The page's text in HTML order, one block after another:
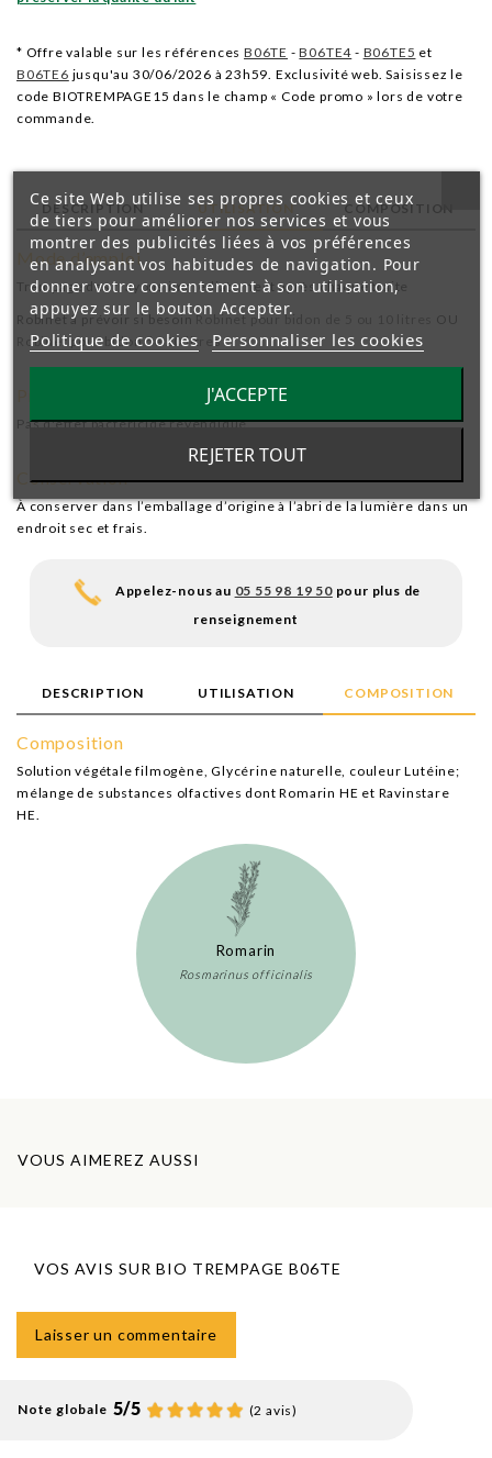
* Offre valable sur les référencesB06TE -B06TE4 - B06TE5 et
B06TE6 jusqu'au 30/06/2026 à 23h59. Exclusivité web. Saisissez le
code BIOTREMPAGE15 dans le champ « Code promo » lors de votre
commande.
DESCRIPTION UTILISATION COMPOSITION
Mode d’emploi
Trempage des trayons immédiatement après chaque traite
Robinet à prévoir si besoinRobinet pour bidon de 5 ou 10 litres
OU
Robinet pour bidon de 20 litres
Pas d'effet bactéricide revendiqué.
Conservation
À conserver dans l’emballage d’origine à l’abri de la lumière dans un
endroit sec et frais.
Appelez-nous au 05 55 98 19 50pour plus de
renseignement
DESCRIPTION UTILISATION COMPOSITION
Composition
Solution végétale filmogène, Glycérine naturelle, couleur Lutéine;
mélange de substances olfactives dont Romarin HE et Ravinstare
HE.
Romarin
Rosmarinus officinalis
VOUS AIMEREZ AUSSI
VOS AVIS SUR BIO TREMPAGE B06TE
Laisser un commentaire
Note globale 5/5 (2 avis)
Ce site Web utilise ses propres cookies et ceux
de tiers pour améliorer nos services et vous
montrer des publicités liées à vos préférences
en analysant vos habitudes de navigation. Pour
donner votre consentement à son utilisation,
appuyez sur le bouton Accepter.
Politique de cookies Personnaliser les cookies
REJETER TOUT
J'ACCEPTE